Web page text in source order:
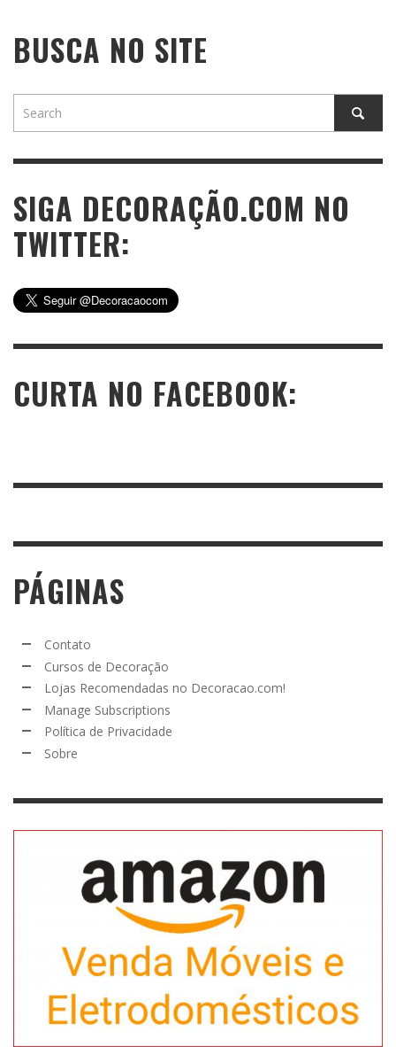
BUSCA NO SITE
SIGA DECORAÇÃO.COM NO
TWITTER:
CURTA NO FACEBOOK:
PÁGINAS
Contato
Cursos de Decoração
Lojas Recomendadas no Decoracao.com!
Manage Subscriptions
Política de Privacidade
Sobre